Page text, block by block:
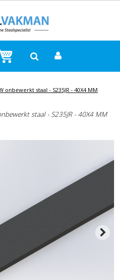
onbewerkt staal - S235JR - 40X4 MM
staal - S235JR - 40X4 MM